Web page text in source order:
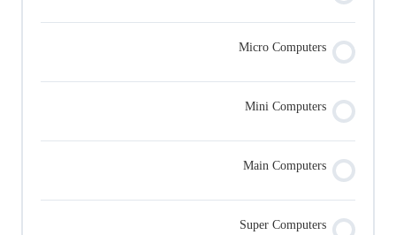
Micro Computers
Mini Computers
Main Computers
Super Computers